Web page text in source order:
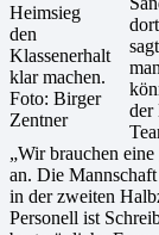
Heimsieg
den
Klassenerhalt
klar machen.
Foto: Birger
Zentner
der
„Wir brauchen
an. Die
in der zweiten
Personell ist